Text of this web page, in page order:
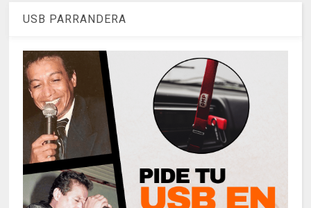
USB PARRANDERA